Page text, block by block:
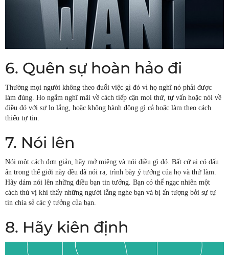
6. Quên sự hoàn hảo đi
Thường mọi người không theo đuổi việc gì đó vì họ nghĩ nó phải được
làm đúng. Ho ngẫm nghĩ mãi về cách tiếp cận mọi thứ, tự vấn hoặc nói về
điều đó với sự lo lắng, hoặc không hành động gì cả hoặc làm theo cách
thiếu tự tin.
7. Nói lên
Nói một cách đơn giản, hãy mở miệng và nói điều gì đó. Bất cứ ai có dấu
ấn trong thế giới này đều đã nói ra, trình bày ý tưởng của họ và thử làm.
Hãy dám nói lên những điều bạn tin tưởng. Bạn có thể ngạc nhiên một
cách thú vị khi thấy những người lắng nghe bạn và bị ấn tượng bởi sự tự
tin chia sẻ các ý tưởng của bạn.
8. Hãy kiên định